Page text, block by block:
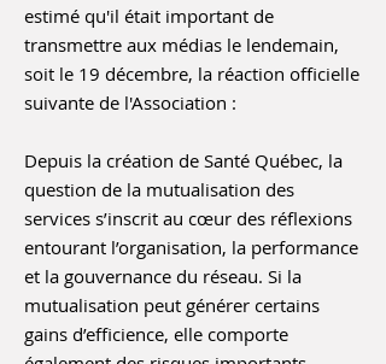
estimé qu'il était important de
transmettre aux médias le lendemain,
soit le 19 décembre, la réaction officielle
suivante de l'Association :
Depuis la création de Santé Québec, la
question de la mutualisation des
services s’inscrit au cœur des réflexions
entourant l’organisation, la performance
et la gouvernance du réseau. Si la
mutualisation peut générer certains
gains d’efficience, elle comporte